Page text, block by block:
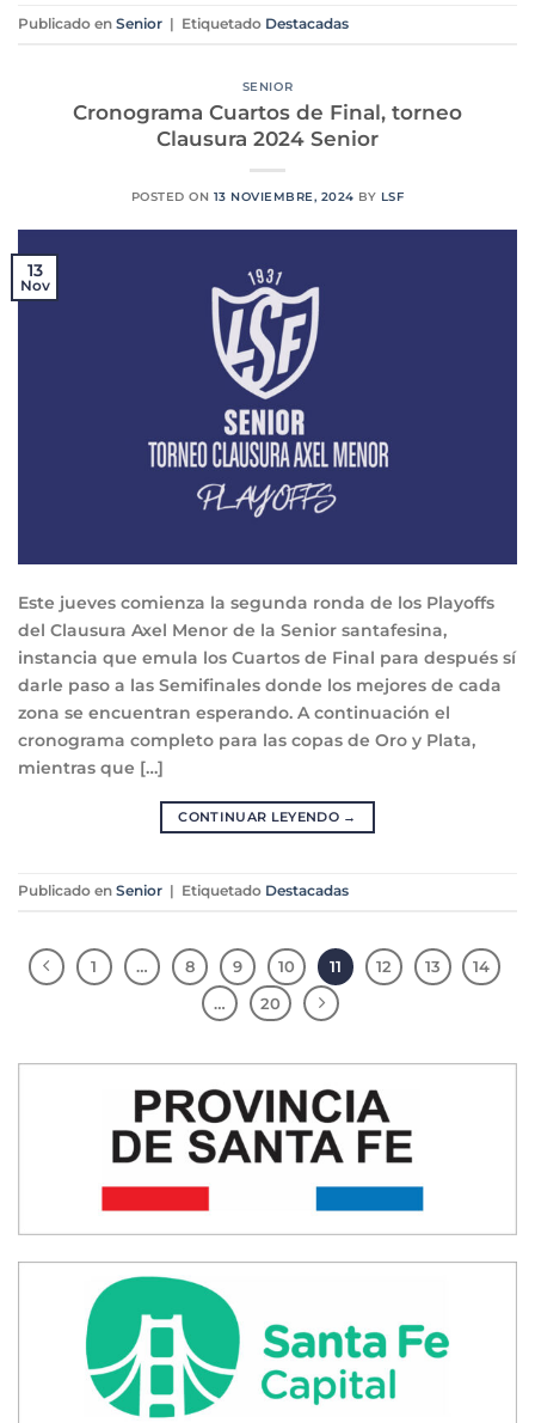
Publicado en Senior Etiquetado Destacadas
SENIOR
Cronograma Cuartos de Final, torneo
Clausura 2024 Senior
POSTED ON 13 NOVIEMBRE, 2024 BY LSF
13
Nov
Este jueves comienza la segunda ronda de los Playoffs
del Clausura Axel Menor de la Senior santafesina,
instancia que emula los Cuartos de Final para después sí
darle paso a las Semifinales donde los mejores de cada
zona se encuentran esperando. A continuación el
cronograma completo para las copas de Oro y Plata,
mientras que […]
CONTINUAR LEYENDO →
Publicado en Senior Etiquetado Destacadas
1 … 8 9 10 11 12 13
14
…
20